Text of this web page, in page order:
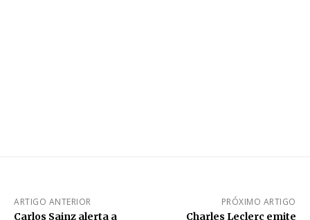
ARTIGO ANTERIOR
Carlos Sainz alerta a
PRÓXIMO ARTIGO
Charles Leclerc emite